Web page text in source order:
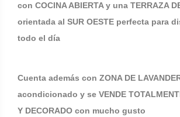
con COCINA ABIERTA y una TERRAZA
orientada al SUR OESTE perfecta para
todo el día
Cuenta además con ZONA DE
acondicionado y se VENDE
Y DECORADO con mucho gusto